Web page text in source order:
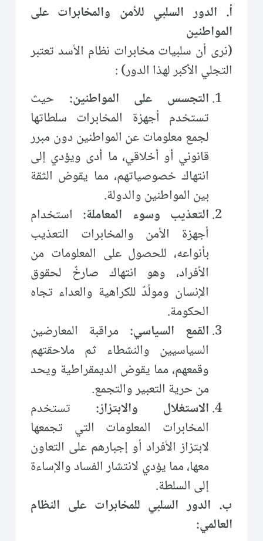
أ‌. الدور السلبي للأمن والمخابرات على
المواطنين
(نرى أن سلبيات مخابرات نظام الأسد تعتبر
التجلي الأكبر لهذا الدور) :
التجسس على المواطنين: حيث
تستخدم أجهزة المخابرات سلطاتها
لجمع معلومات عن المواطنين دون مبرر
قانوني أو أخلاقي، ما أدى ويؤدي إلى
انتهاك خصوصياتهم، مما يقوض الثقة
بين المواطنين والدولة.
التعذيب وسوء المعاملة: استخدام
أجهزة الأمن والمخابرات التعذيب
بأنواعه، للحصول على المعلومات من
الأفراد، وهو انتهاك صارخٌ لحقوق
الإنسان ومولِّدٌ للكراهية والعداء تجاه
الحكومة.
القمع السياسي: مراقبة المعارضين
السياسيين والنشطاء ثم ملاحقتهم
وقمعهم، مما يقوض الديمقراطية ويحد
من حرية التعبير والتجمع.
الاستغلال والابتزاز: تستخدم
المخابرات المعلومات التي تجمعها
لابتزاز الأفراد أو إجبارهم على التعاون
معها، مما يؤدي لانتشار الفساد والإساءة
إلى السلطة.
ب. الدور السلبي للمخابرات على النظام
العالمي: